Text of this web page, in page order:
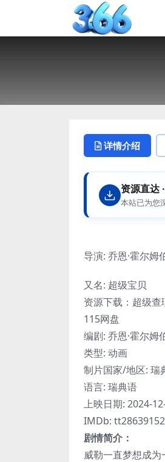
详情介绍
资源直达
本站已为您
导演: 乔恩·霍尔姆
又名: 超级宝贝
资源下载：超级
115网盘
编剧: 乔恩·霍尔姆
类型: 动画
制片国家/地区: 瑞
语言: 瑞典语
上映日期: 2024-
IMDb: tt28639152
剧情简介：
威勒一直梦想成